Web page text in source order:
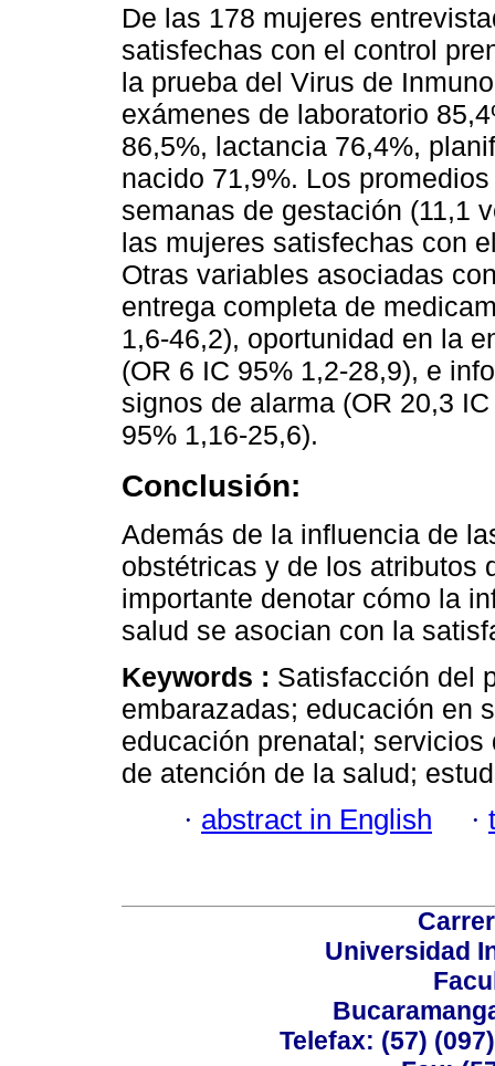
De las 178 mujeres
satisfechas con el control
la prueba del Virus de
exámenes de laboratorio
86,5%, lactancia 76,4%,
nacido 71,9%. Los
semanas de gestación (11,1
las mujeres satisfechas con
Otras variables asociadas
entrega completa de
1,6-46,2), oportunidad en la
(OR 6 IC 95% 1,2-28,9), e
signos de alarma (OR 20,3
95% 1,16-25,6).
Conclusión:
Además de la influencia de
obstétricas y de los atributos
importante denotar cómo la
salud se asocian con la
Keywords : Satisfacción del
embarazadas; educación en
educación prenatal;
de atención de la salud;
· abstract in English ·
Universidad
Telefax: (57)